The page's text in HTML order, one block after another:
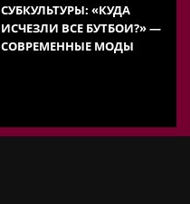
СУБКУЛЬТУРЫ: «КУДА
ИСЧЕЗЛИ ВСЕ БУТБОИ?» —
СОВРЕМЕННЫЕ МОДЫ